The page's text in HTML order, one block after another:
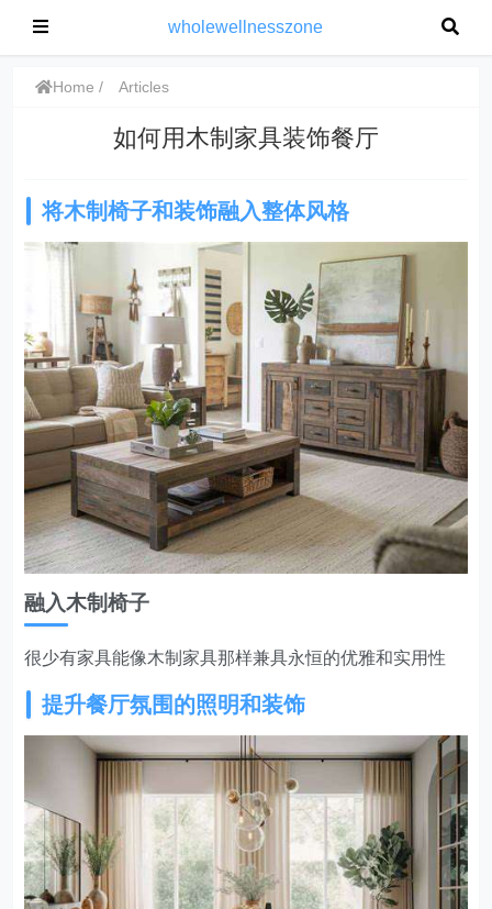
wholewellnesszone
Home Articles
如何用木制家具装饰餐厅
将木制椅子和装饰融入整体风格
融入木制椅子
很少有家具能像木制家具那样兼具永恒的优雅和实用性
提升餐厅氛围的照明和装饰